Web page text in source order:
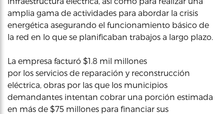
amplia gama de actividades para abordar la crisis
energética asegurando el funcionamiento básico de
la red en lo que se planificaban trabajos a largo plazo.
La empresa facturó $1.8 mil millones
por los servicios de reparación y reconstrucción
eléctrica, obras por las que los municipios
demandantes intentan cobrar una porción estimada
en más de $75 millones para financiar sus